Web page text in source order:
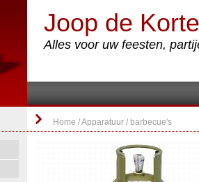
Joop de
Alles voor uw feesten,
Home /Apparatuur / barbecue's